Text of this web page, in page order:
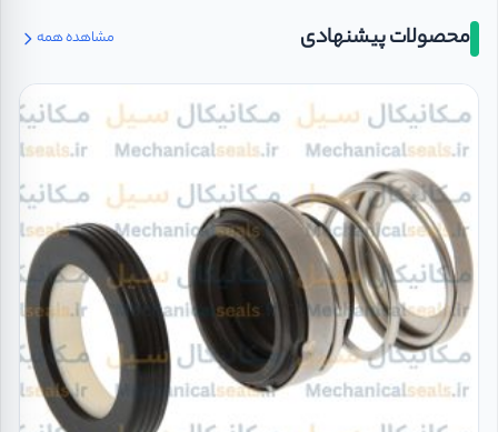
محصولات پیشنهادی مشاهده همه